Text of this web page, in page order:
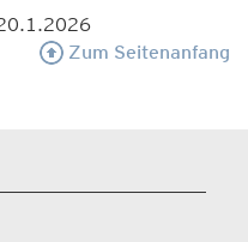
Zum Seitenanfang